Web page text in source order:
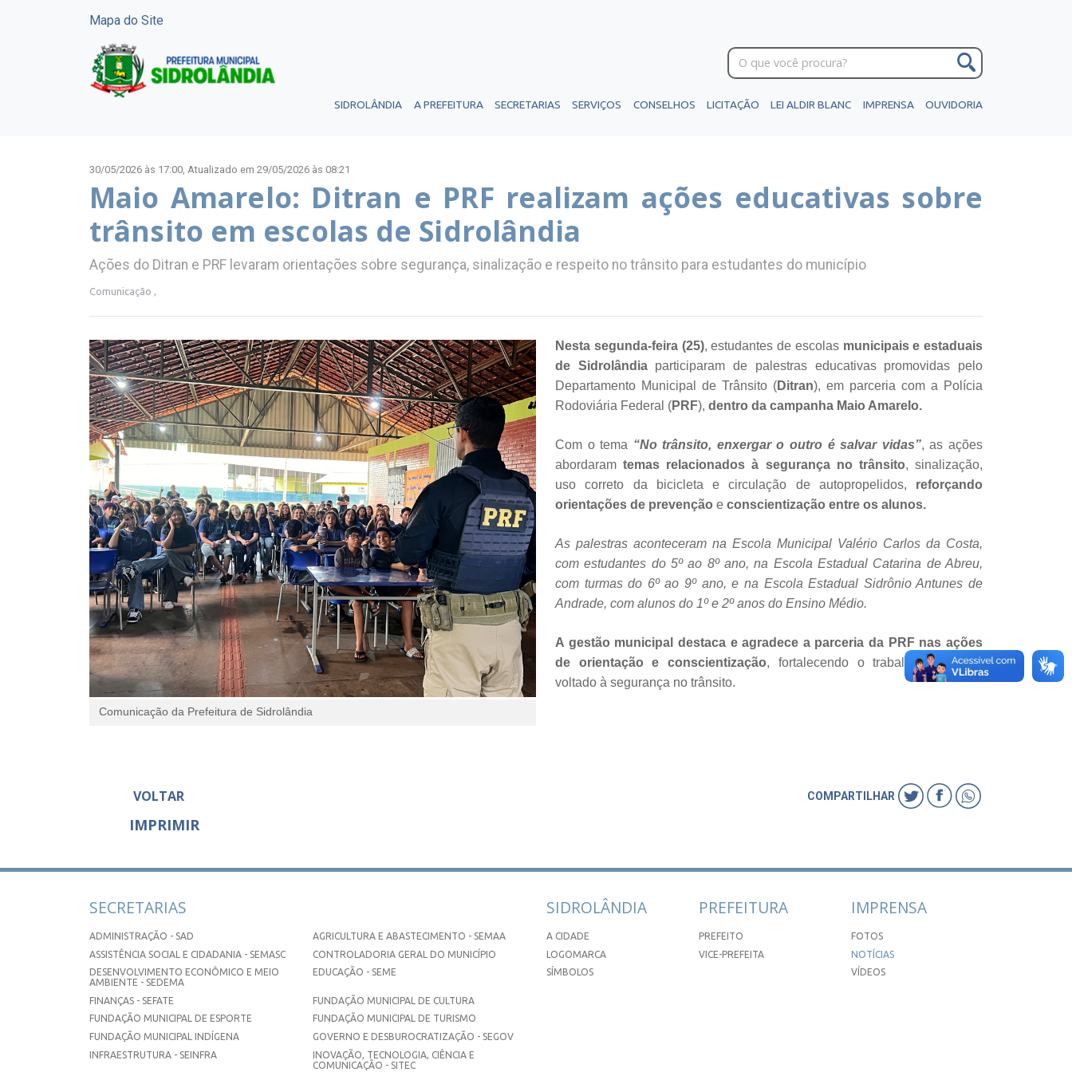
Mapa do Site
SIDROLÂNDIA A PREFEITURA SECRETARIAS SERVIÇOS CONSELHOS LICITAÇÃO LEI ALDIR BLANC IMPRENSA OUVIDORIA
30/05/2026 às 17:00, Atualizado em 29/05/2026 às 08:21
Maio Amarelo: Ditran e PRF realizam ações educativas sobre
trânsito em escolas de Sidrolândia
Ações do Ditran e PRF levaram orientações sobre segurança, sinalização e respeito no trânsito para estudantes do município
Comunicação ,
Comunicação da Prefeitura de Sidrolândia
Nesta segunda-feira (25), estudantes de escolas municipais e estaduais
de Sidrolândiaparticiparam de palestras educativas promovidas pelo
Departamento Municipal de Trânsito (Ditran), em parceria com a Polícia
Rodoviária Federal (PRF), dentro da campanha Maio Amarelo.
Com o tema “No trânsito, enxergar o outro é salvar vidas”, as ações
abordaram temas relacionados à segurança no trânsito, sinalização,
uso correto da bicicleta e circulação de autopropelidos, reforçando
orientações de prevenção e conscientização entre os alunos.
As palestras aconteceram na Escola Municipal Valério Carlos da Costa,
com estudantes do 5º ao 8º ano, na Escola Estadual Catarina de Abreu,
com turmas do 6º ao 9º ano, e na Escola Estadual Sidrônio Antunes de
Andrade, com alunos do 1º e 2º anos do Ensino Médio.
A gestão municipal destaca e agradece a parceria da PRF nas ações
de orientação e conscientização, fortalecendo o trabalho educativo
voltado à segurança no trânsito.
VOLTAR
IMPRIMIR
COMPARTILHAR
SECRETARIAS
ADMINISTRAÇÃO - SAD
AGRICULTURA E ABASTECIMENTO - SEMAA
ASSISTÊNCIA SOCIAL E CIDADANIA - SEMASC
CONTROLADORIA GERAL DO MUNICÍPIO
DESENVOLVIMENTO ECONÔMICO E MEIO
AMBIENTE - SEDEMA
EDUCAÇÃO - SEME
FINANÇAS - SEFATE
FUNDAÇÃO MUNICIPAL DE CULTURA
FUNDAÇÃO MUNICIPAL DE ESPORTE
FUNDAÇÃO MUNICIPAL DE TURISMO
FUNDAÇÃO MUNICIPAL INDÍGENA
GOVERNO E DESBUROCRATIZAÇÃO - SEGOV
INFRAESTRUTURA - SEINFRA
INOVAÇÃO, TECNOLOGIA, CIÊNCIA E
COMUNICAÇÃO - SITEC
SIDROLÂNDIA
A CIDADE
LOGOMARCA
SÍMBOLOS
PREFEITURA
PREFEITO
VICE-PREFEITA
IMPRENSA
FOTOS
NOTÍCIAS
VÍDEOS